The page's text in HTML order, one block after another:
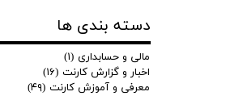
دسته بندی ها
مالی و حسابداری (۱)
اخبار و گزارش کارنت (۱۶)
معرفی و آموزش کارنت (۴۹)